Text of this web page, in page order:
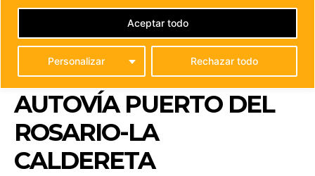
Personalizar Rechazar todo
Aceptar todo
CORTE PROGRAMADO
DE SUMINISTRO DEBIDO
A LAS OBRAS DE LA
AUTOVÍA PUERTO DEL
ROSARIO-LA
CALDERETA